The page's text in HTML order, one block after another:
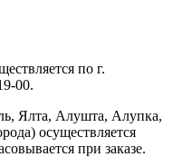
по г.
00.
Ялта, Алушта, Алупка,
осуществляется
при заказе.